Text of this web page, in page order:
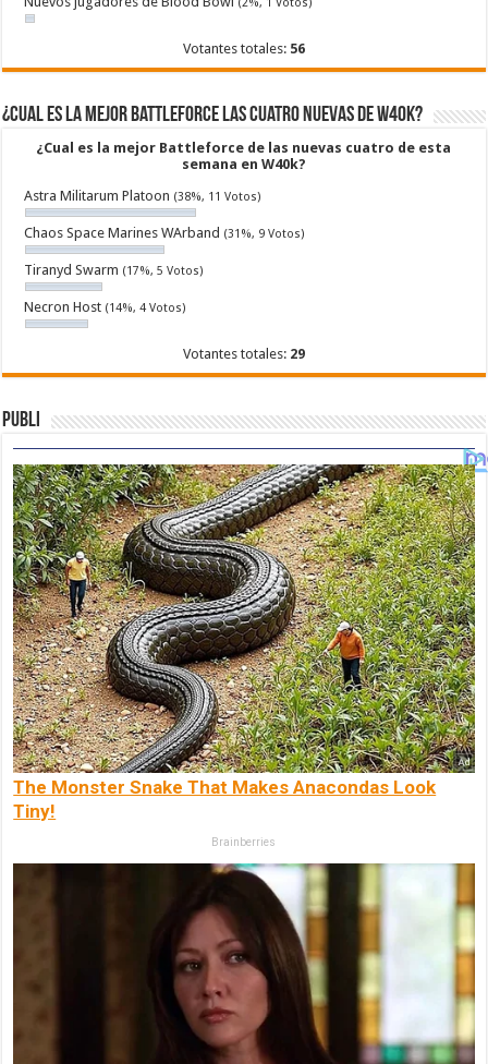
Votantes totales: 56
¿Cual es la mejor Battleforce las cuatro nuevas de W40k?
¿Cual es la mejor Battleforce de las nuevas cuatro de esta
semana en W40k?
Astra Militarum Platoon (38%, 11 Votos)
Chaos Space Marines WArband (31%, 9 Votos)
Tiranyd Swarm (17%, 5 Votos)
Necron Host (14%, 4 Votos)
Votantes totales: 29
Publi
The Monster Snake That Makes Anacondas Look
Tiny!
Brainberries